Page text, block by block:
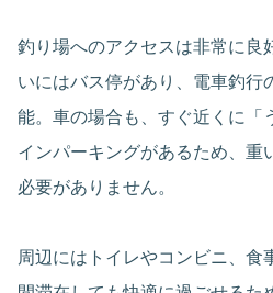
釣り場へのアクセスは非常に良
いにはバス停があり、電車釣行
能。車の場合も、すぐ近くに「
インパーキングがあるため、重
必要がありません。
周辺にはトイレやコンビニ、食